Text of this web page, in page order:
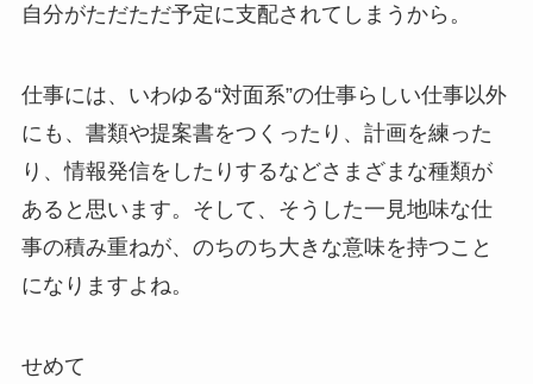
自分がただただ予定に支配されてしまうから。
仕事には、いわゆる“対面系”の仕事らしい仕事以外
にも、書類や提案書をつくったり、計画を練った
り、情報発信をしたりするなどさまざまな種類が
あると思います。そして、そうした一見地味な仕
事の積み重ねが、のちのち大きな意味を持つこと
になりますよね。
せめて